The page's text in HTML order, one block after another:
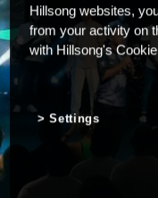
Hillsong websites,
from your activity on
with Hillsong's
Settings